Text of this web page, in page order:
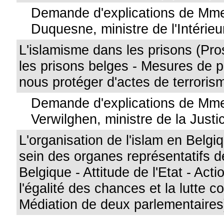
Demande d'explications de
Duquesne, ministre de
L'islamisme dans les prisons
les prisons belges - Mesures de
nous protéger d'actes de
Demande d'explications de
Verwilghen, ministre de la
L'organisation de l'islam en
sein des organes représentatifs
Belgique - Attitude de l'Etat -
l'égalité des chances et la lutte
Médiation de deux